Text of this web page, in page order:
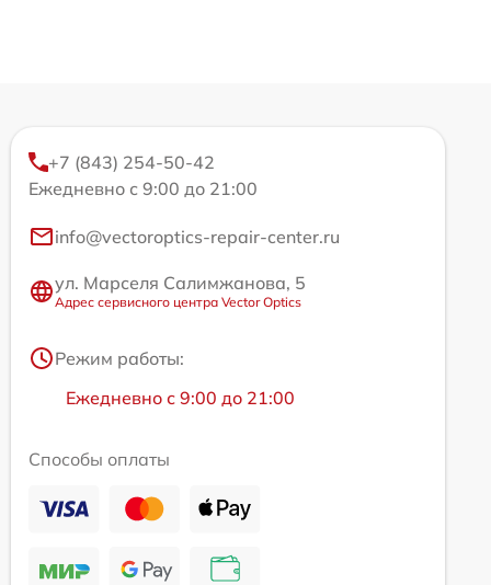
+7 (843) 254-50-42
Ежедневно с 9:00 до 21:00
info@vectoroptics-repair-center.ru
ул. Марселя Салимжанова, 5
Адрес сервисного центра Vector Optics
Режим работы:
Ежедневно с 9:00 до 21:00
Способы оплаты